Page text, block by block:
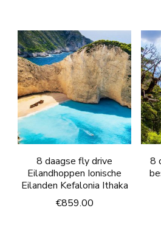
8 daagse fly drive
Eilandhoppen Ionische
Eilanden Kefalonia Ithaka
€859.00
8